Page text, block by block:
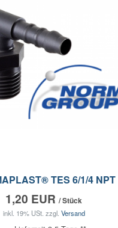
TES 6/1/4 NPT
1,20 EUR / Stück
inkl. 19% USt. zzgl. Versand